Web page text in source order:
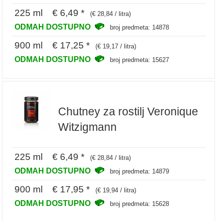
225 ml € 6,49 * (€ 28,84 / litra)
ODMAH DOSTUPNO broj predmeta: 14878
900 ml € 17,25 * (€ 19,17 / litra)
ODMAH DOSTUPNO broj predmeta: 15627
Chutney za rostilj Veronique
Witzigmann
225 ml € 6,49 * (€ 28,84 / litra)
ODMAH DOSTUPNO broj predmeta: 14879
900 ml € 17,95 * (€ 19,94 / litra)
ODMAH DOSTUPNO broj predmeta: 15628